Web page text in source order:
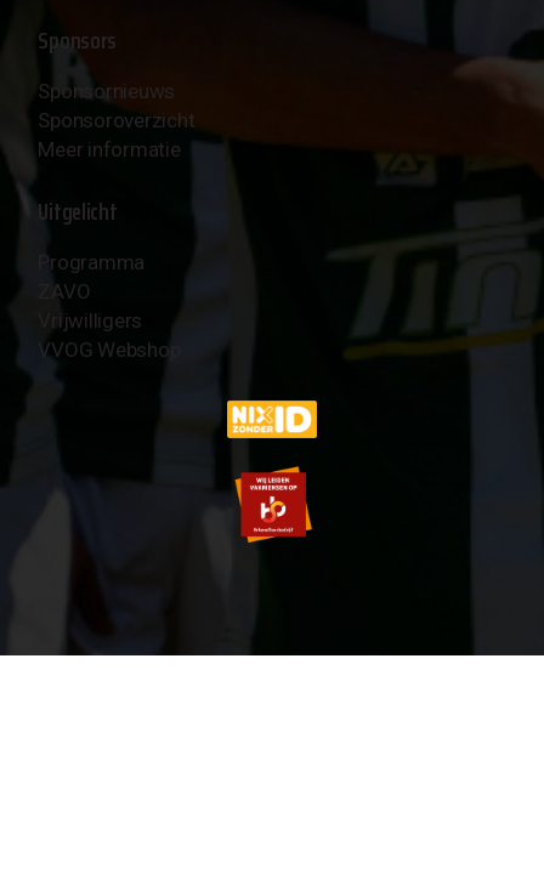
Sponsors
Sponsornieuws
Sponsoroverzicht
Meer informatie
Uitgelicht
Programma
ZAVO
Vrijwilligers
VVOG Webshop